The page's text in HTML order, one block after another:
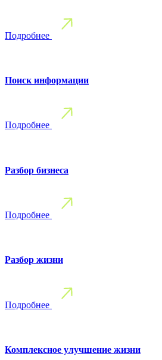
Подробнее
Поиск информации
Подробнее
Разбор бизнеса
Подробнее
Разбор жизни
Подробнее
Комплексное улучшение жизни